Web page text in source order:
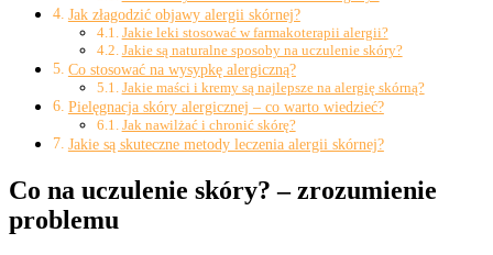
Jak złagodzić objawy alergii skórnej?
Jakie leki stosować w farmakoterapii alergii?
Jakie są naturalne sposoby na uczulenie skóry?
Co stosować na wysypkę alergiczną?
Jakie maści i kremy są najlepsze na alergię skórną?
Pielęgnacja skóry alergicznej – co warto wiedzieć?
Jak nawilżać i chronić skórę?
Jakie są skuteczne metody leczenia alergii skórnej?
Co na uczulenie skóry? – zrozumienie
problemu